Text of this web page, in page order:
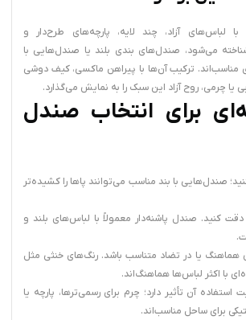
لباس‌های آزاد، چند لایه، پارچه‌های طرح‌دار و
می‌شود، صندل‌های بندی بلند یا صندل‌هایی با
مناسب‌اند. ترکیب آن‌ها با پیراهن ماکسی، کیف دوشی
یا چرمی، روح آزاد این سبک را به نمایش می‌گذارد.
برای انتخاب صندل
صندل‌هایی با بند مناسب می‌توانند پاها را کشیده‌تر
کنید. صندل پاشنه‌دار معمولاً با لباس‌های بلند و
هماهنگ یا در تضاد متناسب باشد. رنگ‌های خنثی مثل
با اکثر لباس‌ها هماهنگ‌اند.
آن تأثیر دارد؛ چرم برای رسمی‌ترها، پارچه یا
برای ساحل مناسب‌اند.